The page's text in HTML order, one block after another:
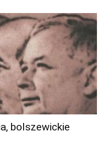
bolszewickie